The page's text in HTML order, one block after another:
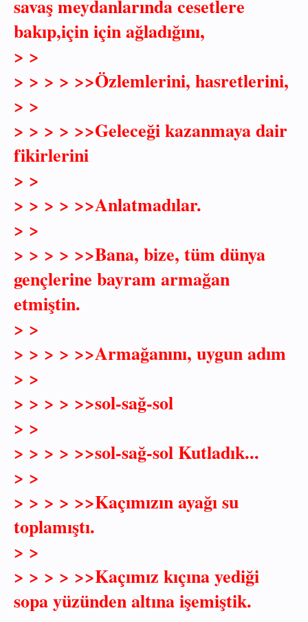
savaş meydanlarında cesetlere
bakıp,için için ağladığını,
> >
> > > > >>Özlemlerini, hasretlerini,
> >
> > > > >>Geleceği kazanmaya dair
fikirlerini
> >
> > > > >>Anlatmadılar.
> >
> > > > >>Bana, bize, tüm dünya
gençlerine bayram armağan
etmiştin.
> >
> > > > >>Armağanını, uygun adım
> >
> > > > >>sol-sağ-sol
> >
> > > > >>sol-sağ-sol Kutladık...
> >
> > > > >>Kaçımızın ayağı su
toplamıştı.
> >
> > > > >>Kaçımız kıçına yediği
sopa yüzünden altına işemiştik.